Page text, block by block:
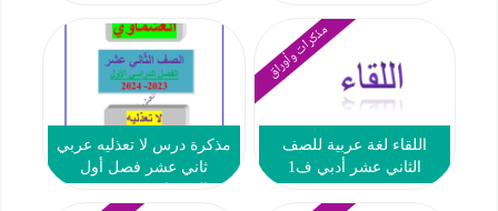
ف1
مذكرات وأوراق
اللقاء لغة عربية للصف
الثاني عشر أدبي ف1
مذكرة درس لا تعذليه عربي
ثاني عشر فصل أول